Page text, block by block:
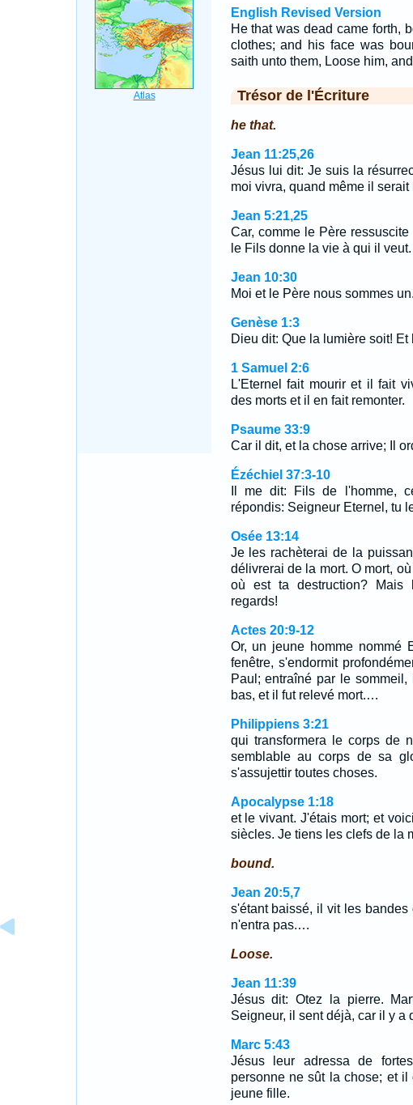
English Revised Version
He that was dead came forth,
clothes; and his face was
saith unto them, Loose him,
Trésor de l'Écriture
he that.
Jean 11:25,26
Jésus lui dit: Je suis la
moi vivra, quand même il
Jean 5:21,25
Car, comme le Père
le Fils donne la vie à qui il
Jean 10:30
Moi et le Père nous sommes un.
Genèse 1:3
Dieu dit: Que la lumière soit! Et
1 Samuel 2:6
L'Eternel fait mourir et il fait
des morts et il en fait remonter.
Psaume 33:9
Car il dit, et la chose arrive; Il
Ézéchiel 37:3-10
Il me dit: Fils de l'homme,
répondis: Seigneur Eternel, tu
Osée 13:14
Je les rachèterai de la
délivrerai de la mort. O mort,
où est ta destruction?
regards!
Actes 20:9-12
Or, un jeune homme nommé
fenêtre, s'endormit
Paul; entraîné par le
bas, et il fut relevé mort.…
Philippiens 3:21
qui transformera le corps de
semblable au corps de sa
s'assujettir toutes choses.
Apocalypse 1:18
et le vivant. J'étais mort; et
siècles. Je tiens les clefs de la
bound.
Jean 20:5,7
s'étant baissé, il vit les bandes
n'entra pas.…
Loose.
Jean 11:39
Jésus dit: Otez la pierre.
Seigneur, il sent déjà, car il y a
Marc 5:43
Jésus leur adressa de
personne ne sût la chose; et
jeune fille.